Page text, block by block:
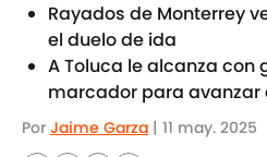
Rayados de Monterrey
el duelo de ida
A Toluca le alcanza con
marcador para avanzar
Por Jaime Garza | 11 may. 2025